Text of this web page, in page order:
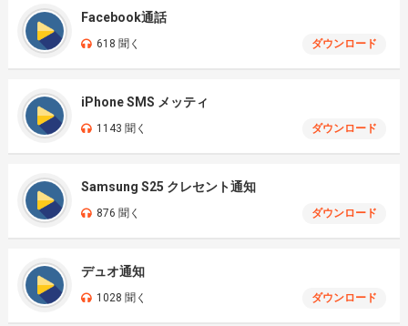
Facebook通話
618 聞く ダウンロード
iPhone SMS メッティ
1143 聞く ダウンロード
Samsung S25 クレセント通知
876 聞く ダウンロード
デュオ通知
1028 聞く ダウンロード